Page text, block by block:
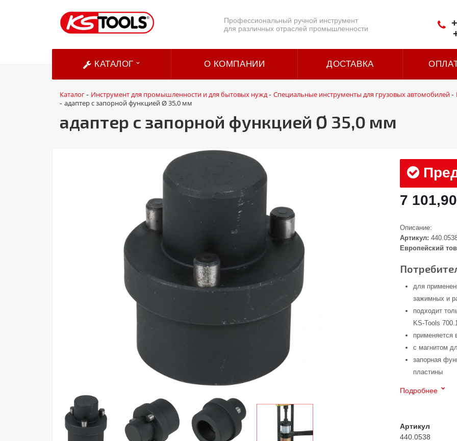
Профессиональный ручной инструмент
для различных отраслей промышленности
КАТАЛОГ О КОМПАНИИ ДОСТАВКА
Каталог- Инструмент для промышленности и для бытовых нужд- Специальные инструменты для грузовых автомобилей-
- адаптер с запорной функцией Ø 35,0 мм
адаптер с запорной функцией Ø 35,0 мм
7
Описание:
Артикул:
Европейский
для
зажимных и
подходит
KS-Tools
применяется
с магнитом
запорная
пластины
Подробнее
Артикул
440.0538